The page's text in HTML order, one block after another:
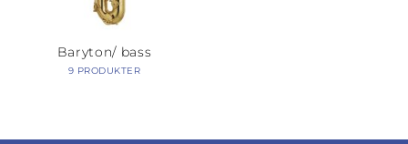
Baryton/ bass
9 PRODUKTER